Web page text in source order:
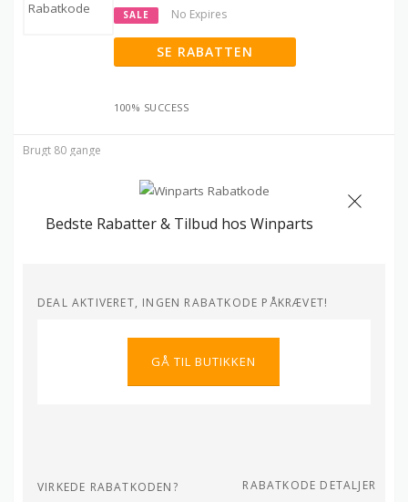
SALE No Expires
SE RABATTEN
100% SUCCESS
Brugt 80 gange
Bedste Rabatter & Tilbud hos Winparts
DEAL AKTIVERET, INGEN RABATKODE PÅKRÆVET!
GÅ TIL BUTIKKEN
VIRKEDE RABATKODEN? RABATKODE DETALJER